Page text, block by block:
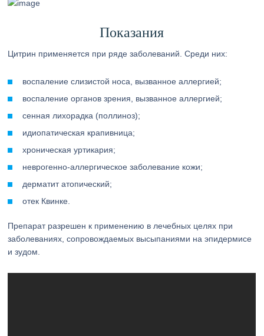
Показания
Цитрин применяется при ряде заболеваний. Среди них:
воспаление слизистой носа, вызванное аллергией;
воспаление органов зрения, вызванное аллергией;
сенная лихорадка (поллиноз);
идиопатическая крапивница;
хроническая уртикария;
неврогенно-аллергическое заболевание кожи;
дерматит атопический;
отек Квинке.
Препарат разрешен к применению в лечебных целях при
заболеваниях, сопровождаемых высыпаниями на эпидермисе
и зудом.